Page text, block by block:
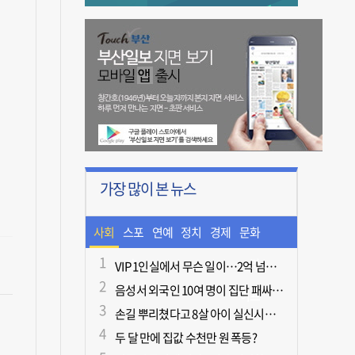
가장 많이 본 뉴스
사회 스포
츠
연예 정치 경제 문화
ㆍ라
이프
VIP 1인실에서 무슨 일이…2억 넘게 쓴 중독자·불법촬영한 의사
음성서 외국인 10여 명이 집단 패싸움하다 1명 사망
손길 뿌리쳤다고 8살 아이 실신시킨 50대, 집유
두 달 만에 집값 수천만 원 폭등?